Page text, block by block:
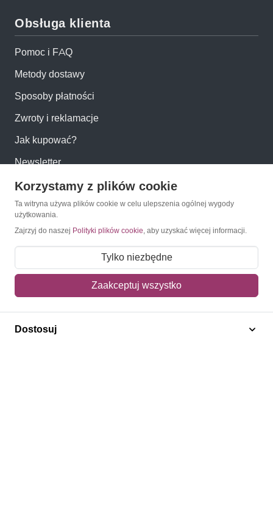
Obsługa klienta
Pomoc i FAQ
Metody dostawy
Sposoby płatności
Zwroty i reklamacje
Jak kupować?
Newsletter
Konto
Moje konto
Mój koszyk
Adres dostawy
Polecamy
Korzystamy z plików cookie
Ta witryna używa plików cookie w celu ulepszenia ogólnej wygody
użytkowania.
Zajrzyj do naszej Polityki plików cookie, aby uzyskać więcej informacji.
Tylko niezbędne
Zaakceptuj wszystko
Dostosuj